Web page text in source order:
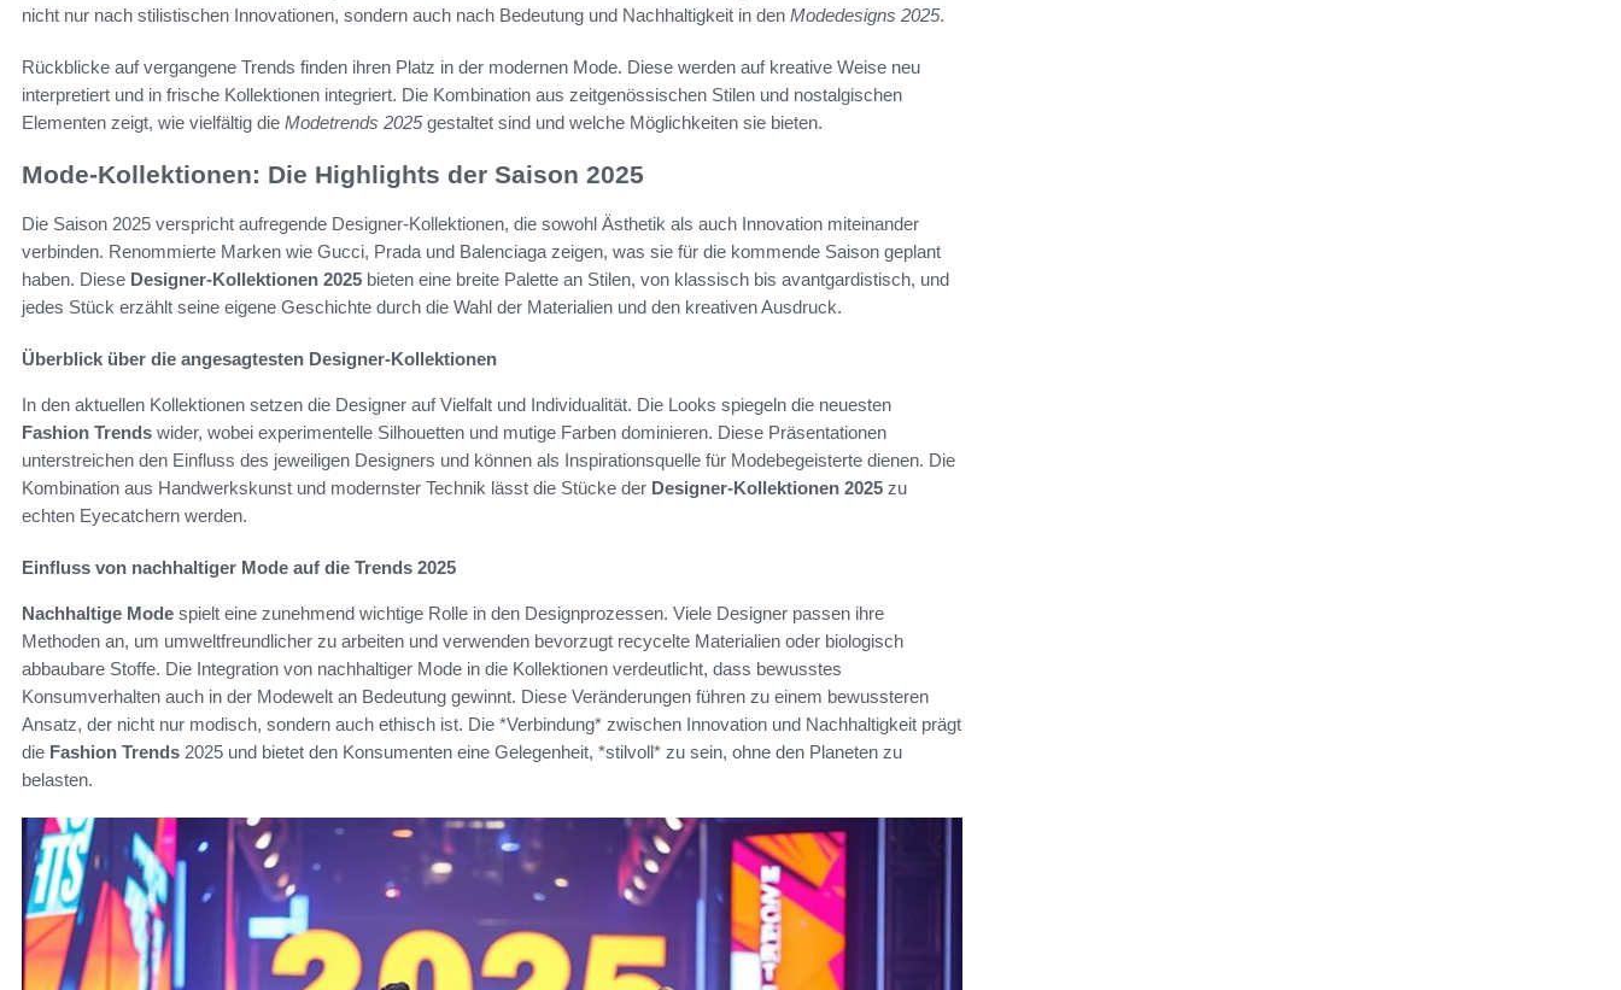
nicht nur nach stilistischen Innovationen, sondern auch nach Bedeutung und Nachhaltigkeit in den Modedesigns 2025.
Rückblicke auf vergangene Trends finden ihren Platz in der modernen Mode. Diese werden auf kreative Weise neu
interpretiert und in frische Kollektionen integriert. Die Kombination aus zeitgenössischen Stilen und nostalgischen
Elementen zeigt, wie vielfältig die Modetrends 2025gestaltet sind und welche Möglichkeiten sie bieten.
Mode-Kollektionen: Die Highlights der Saison 2025
Die Saison 2025 verspricht aufregende Designer-Kollektionen, die sowohl Ästhetik als auch Innovation miteinander
verbinden. Renommierte Marken wie Gucci, Prada und Balenciaga zeigen, was sie für die kommende Saison geplant
haben. Diese Designer-Kollektionen 2025 bieten eine breite Palette an Stilen, von klassisch bis avantgardistisch, und
jedes Stück erzählt seine eigene Geschichte durch die Wahl der Materialien und den kreativen Ausdruck.
Überblick über die angesagtesten Designer-Kollektionen
In den aktuellen Kollektionen setzen die Designer auf Vielfalt und Individualität. Die Looks spiegeln die neuesten
Fashion Trends wider, wobei experimentelle Silhouetten und mutige Farben dominieren. Diese Präsentationen
unterstreichen den Einfluss des jeweiligen Designers und können als Inspirationsquelle für Modebegeisterte dienen. Die
Kombination aus Handwerkskunst und modernster Technik lässt die Stücke der Designer-Kollektionen 2025 zu
echten Eyecatchern werden.
Einfluss von nachhaltiger Mode auf die Trends 2025
Nachhaltige Mode spielt eine zunehmend wichtige Rolle in den Designprozessen. Viele Designer passen ihre
Methoden an, um umweltfreundlicher zu arbeiten und verwenden bevorzugt recycelte Materialien oder biologisch
abbaubare Stoffe. Die Integration von nachhaltiger Mode in die Kollektionen verdeutlicht, dass bewusstes
Konsumverhalten auch in der Modewelt an Bedeutung gewinnt. Diese Veränderungen führen zu einem bewussteren
Ansatz, der nicht nur modisch, sondern auch ethisch ist. Die *Verbindung* zwischen Innovation und Nachhaltigkeit prägt
die Fashion Trends 2025 und bietet den Konsumenten eine Gelegenheit, *stilvoll* zu sein, ohne den Planeten zu
belasten.